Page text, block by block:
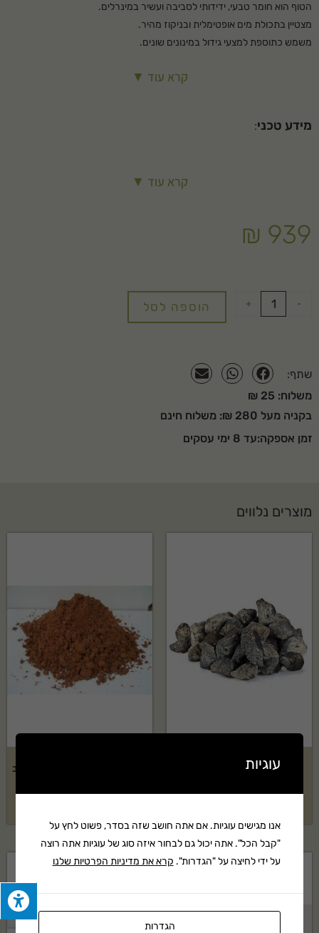
הטוף הוא חומר טבעי, ידידותי לסביבה ועשיר במינרלים.
מצטיין בתכולת מים אופטימלית ובניקוז מהיר.
משמש כתוספת למצעי גידול במינונים שונים.
ניתן להשתמש בו גם כחומר חיפוי לגינון.קרא עוד ▼
מידע טכני:
קרא עוד ▼
₪ 939
-
+ הוספה לסל
שתף:
משלוח: 25 ₪
בקניה מעל 280 ₪: משלוח חינם
זמן אספקה:עד 8 ימי עסקים
מוצרים נלווים
טוף אוברסייז שחור בשק 1 קוב
עוגיות
אנו מגישים עוגיות. אם אתה חושב שזה בסדר, פשוט לחץ על
"קבל הכל". אתה יכול גם לבחור איזה סוג של עוגיות אתה רוצה
על ידי לחיצה על "הגדרות". קרא את מדיניות הפרטיות שלנו
הגדרות